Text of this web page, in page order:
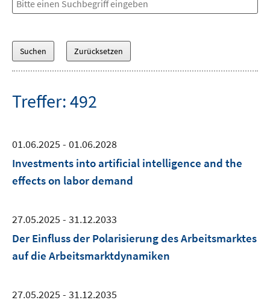
Treffer: 492
01.06.2025 - 01.06.2028
Investments into artificial intelligence and the
effects on labor demand
27.05.2025 - 31.12.2033
Der Einfluss der Polarisierung des Arbeitsmarktes
auf die Arbeitsmarktdynamiken
27.05.2025 - 31.12.2035